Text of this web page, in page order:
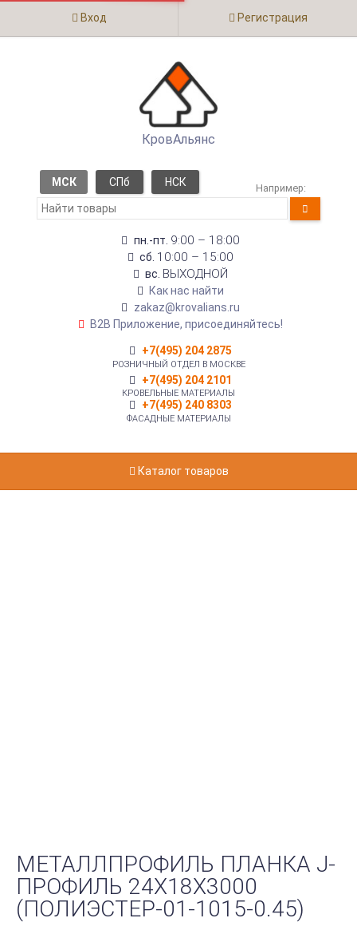
Вход Регистрация
КровАльянс
МСК СПб НСК Например:
пн.-пт. 9:00 – 18:00
сб. 10:00 – 15:00
вс. ВЫХОДНОЙ
Как нас найти
zakaz@krovalians.ru
B2B Приложение, присоединяйтесь!
+7(495) 204 2875
РОЗНИЧНЫЙ ОТДЕЛ В МОСКВЕ
+7(495) 204 2101
КРОВЕЛЬНЫЕ МАТЕРИАЛЫ
+7(495) 240 8303
ФАСАДНЫЕ МАТЕРИАЛЫ
Каталог товаров
МЕТАЛЛПРОФИЛЬ ПЛАНКА J-
ПРОФИЛЬ 24Х18Х3000
(ПОЛИЭСТЕР-01-1015-0.45)